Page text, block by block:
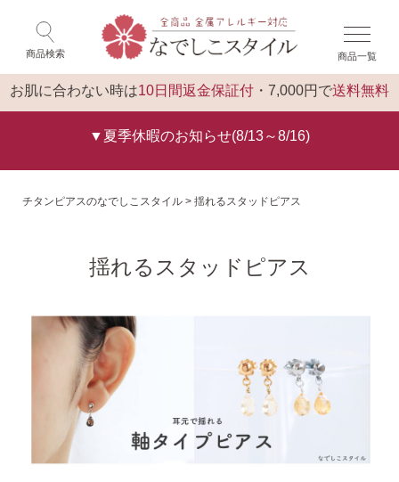
商品検索 商品一覧
お肌に合わない時は10日間返金保証付 ・7,000円で送料無料
▼夏季休暇のお知らせ(8/13～8/16)
閉じる
ゲスト 様 こんにちは
チタンピアスのなでしこスタイル 揺れるスタッドピアス
揺れるスタッドピアス